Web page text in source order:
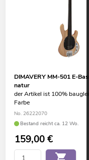
DIMAVERY MM-501 E-
natur
der Artikel ist 100%
Farbe
No. 26222070
Bestand reicht ca. 12 Wo.
159,00€